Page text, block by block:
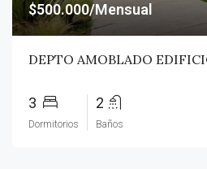
$500.000/Mensual
3
Dormitorios
2
Baños